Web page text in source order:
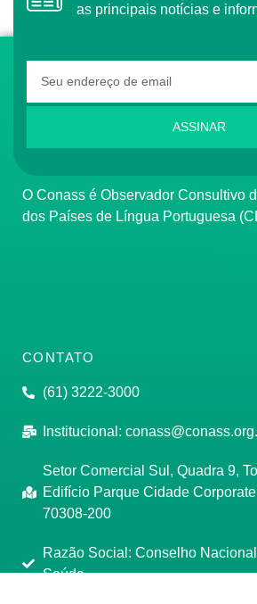
as principais notícias e
ASSINAR
O Conass é Observador Consultivo da Comunidade
dos Países de Língua Portuguesa
CONTATO
(61) 3222-3000
Institucional:
Setor Comercial Sul, Quadra 9,
Edifício Parque Cidade
70308-200
Razão Social: Conselho
Saúde